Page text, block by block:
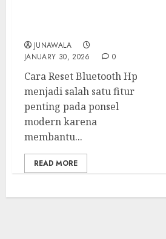
JUNAWALA
JANUARY 30, 2026
0
Cara Reset Bluetooth Hp
menjadi salah satu fitur
penting pada ponsel
modern karena
membantu...
READ MORE